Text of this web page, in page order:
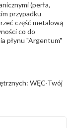
(perła,
przypadku
część metalową
co do
płynu "Argentum"
WĘC-Twój